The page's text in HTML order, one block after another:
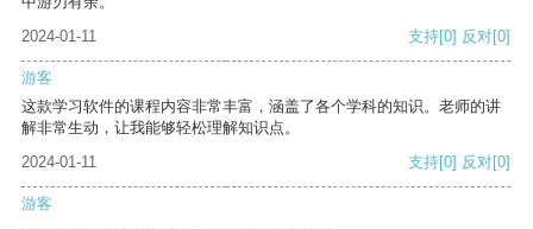
2024-01-11
支持[0] 反对[0]
游客
这款学习软件的课程内容非常丰富，涵盖了各个学科的知识。老师的讲
解非常生动，让我能够轻松理解知识点。
2024-01-11
支持[0] 反对[0]
游客